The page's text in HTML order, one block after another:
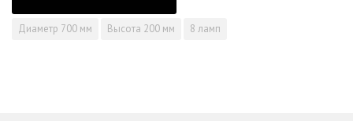
Диаметр 700 мм Высота 200 мм 8 ламп